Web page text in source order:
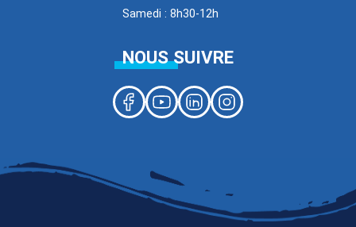
Samedi : 8h30-12h
NOUS SUIVRE